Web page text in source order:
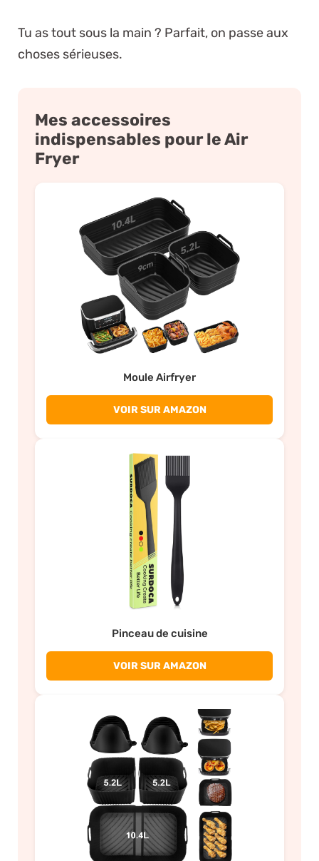
Tu as tout sous la main ? Parfait, on passe aux
choses sérieuses.
Mes accessoires
indispensables pour le Air
Fryer
Moule Airfryer
VOIR SUR AMAZON
Pinceau de cuisine
VOIR SUR AMAZON